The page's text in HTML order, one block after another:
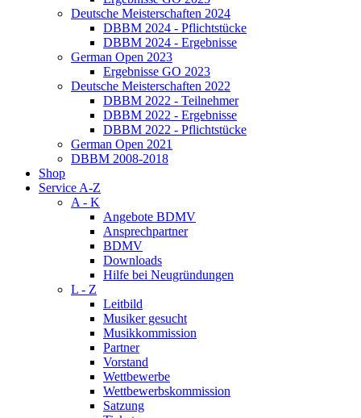
Deutsche Meisterschaften 2024
DBBM 2024 - Pflichtstücke
DBBM 2024 - Ergebnisse
German Open 2023
Ergebnisse GO 2023
Deutsche Meisterschaften 2022
DBBM 2022 - Teilnehmer
DBBM 2022 - Ergebnisse
DBBM 2022 - Pflichtstücke
German Open 2021
DBBM 2008-2018
Shop
Service A-Z
A - K
Angebote BDMV
Ansprechpartner
BDMV
Downloads
Hilfe bei Neugründungen
L - Z
Leitbild
Musiker gesucht
Musikkommission
Partner
Vorstand
Wettbewerbe
Wettbewerbskommission
Satzung